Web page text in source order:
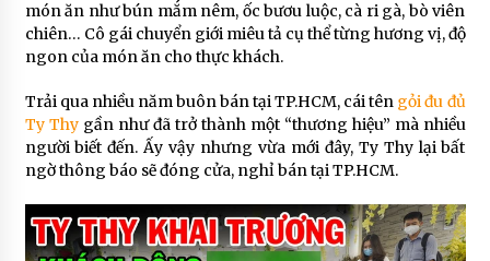
món ăn như bún mắm nêm, ốc bươu luộc, cà ri gà, bò viên
chiên… Cô gái chuyển giới miêu tả cụ thể từng hương vị, độ
ngon của món ăn cho thực khách.
Trải qua nhiều năm buôn bán tại TP.HCM, cái tên gỏi đu đủ
Ty Thygần như đã trở thành một “thương hiệu” mà nhiều
người biết đến. Ấy vậy nhưng vừa mới đây, Ty Thy lại bất
ngờ thông báo sẽ đóng cửa, nghỉ bán tại TP.HCM.